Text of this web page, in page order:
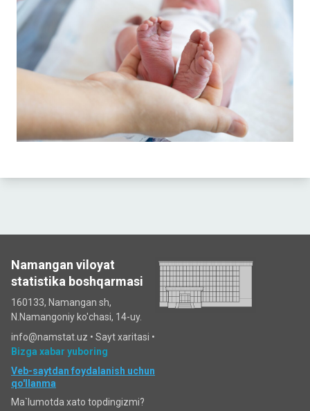
Namangan viloyat
statistika boshqarmasi
160133, Namangan sh,
N.Namangoniy ko'chasi, 14-uy.
info@namstat.uz • Sayt xaritasi •
Bizga xabar yuboring
Veb-saytdan foydalanish uchun
qo'llanma
Ma`lumotda xato topdingizmi?